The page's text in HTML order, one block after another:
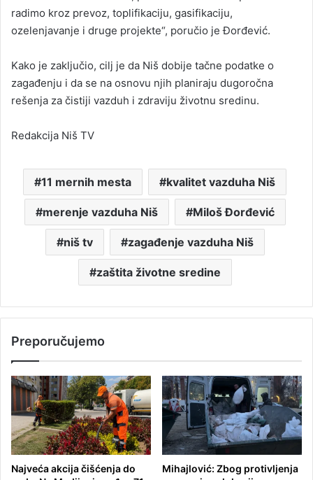
radimo kroz prevoz, toplifikaciju, gasifikaciju,
ozelenjavanje i druge projekte“, poručio je Đorđević.
Kako je zaključio, cilj je da Niš dobije tačne podatke o
zagađenju i da se na osnovu njih planiraju dugoročna
rešenja za čistiji vazduh i zdraviju životnu sredinu.
Redakcija Niš TV
11 mernih mesta kvalitet vazduha Niš
merenje vazduha Niš Miloš Đorđević
niš tv zagađenje vazduha Niš
zaštita životne sredine
Preporučujemo
Najveća akcija čišćenja do
Mihajlović: Zbog protivljenja